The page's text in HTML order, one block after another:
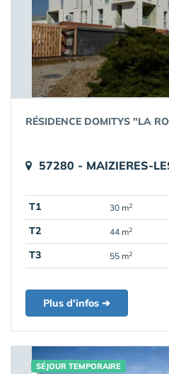
RÉSIDENCE DOMITYS "LA
57280 - MAIZIERES-
T1 30 m2
T2
44 m2
T3
55 m2
Plus d'infos ➔
SÉJOUR TEMPORAIRE